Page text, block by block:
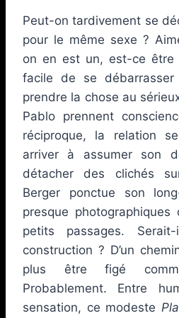
Peut-on tardivement se
pour le même sexe ?
on en est un, est-ce être
facile de se
prendre la chose au
Pablo prennent
réciproque, la relation
arriver à assumer son
détacher des clichés
Berger ponctue son
presque
petits passages.
construction ? D’un
plus être figé
Probablement. Entre
sensation, ce modeste